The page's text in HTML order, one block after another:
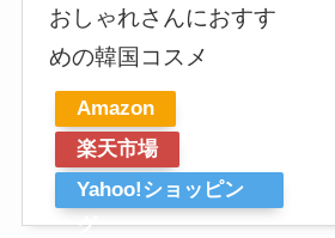
おしゃれさんにおすす
めの韓国コスメ
Amazon
楽天市場
Yahoo!ショッピン
グ